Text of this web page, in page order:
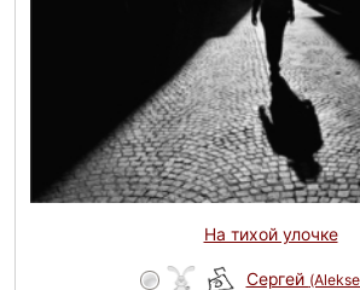
На тихой улочке
Сергей